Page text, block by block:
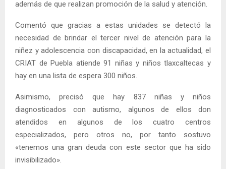
además de que realizan promoción de la salud y atención.
Comentó que gracias a estas unidades se detectó la
necesidad de brindar el tercer nivel de atención para la
niñez y adolescencia con discapacidad, en la actualidad, el
CRIAT de Puebla atiende 91 niñas y niños tlaxcaltecas y
hay en una lista de espera 300 niños.
Asimismo, precisó que hay 837 niñas y niños
diagnosticados con autismo, algunos de ellos don
atendidos en algunos de los cuatro centros
especializados, pero otros no, por tanto sostuvo
«tenemos una gran deuda con este sector que ha sido
invisibilizado».